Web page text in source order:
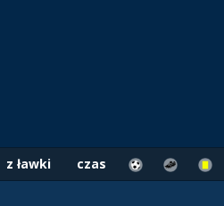
z ławki
czas